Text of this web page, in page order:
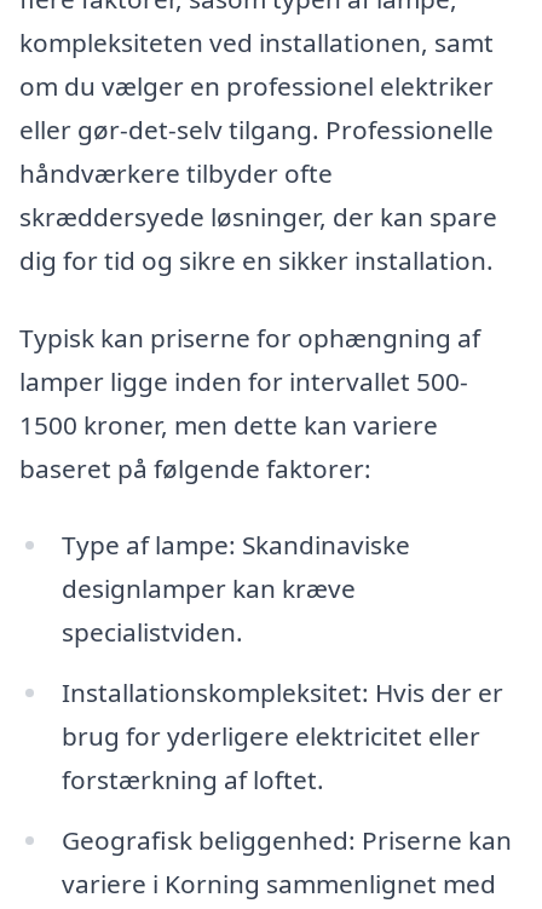
kompleksiteten ved installationen, samt
om du vælger en professionel elektriker
eller gør-det-selv tilgang. Professionelle
håndværkere tilbyder ofte
skræddersyede løsninger, der kan spare
dig for tid og sikre en sikker installation.
Typisk kan priserne for ophængning af
lamper ligge inden for intervallet 500-
1500 kroner, men dette kan variere
baseret på følgende faktorer:
Type af lampe: Skandinaviske
designlamper kan kræve
specialistviden.
Installationskompleksitet: Hvis der er
brug for yderligere elektricitet eller
forstærkning af loftet.
Geografisk beliggenhed: Priserne kan
variere i Korning sammenlignet med